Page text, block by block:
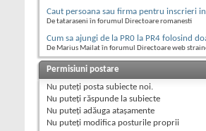
Caut persoana sau firma pentru inscrieri
De tataraseni în forumul Directoare romanesti
Cum sa ajungi de la PR0 la PR4 folosind
De Marius Mailat în forumul Directoare web
Permisiuni postare
Nu puteţi posta subiecte noi.
Nu puteţi răspunde la subiecte
Nu puteţi adăuga ataşamente
Nu puteţi modifica posturile proprii